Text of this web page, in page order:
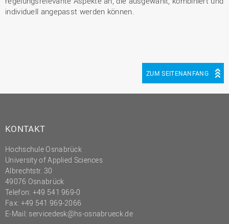
individuell angepasst werden können.
ZUM SEITENANFANG
KONTAKT
Hochschule Osnabrück
University of Applied Sciences
Albrechtstr. 30
49076 Osnabrück
Telefon: +49 541 969-0
Fax: +49 541 969-2066
E-Mail: servicedesk@hs-osnabrueck.de